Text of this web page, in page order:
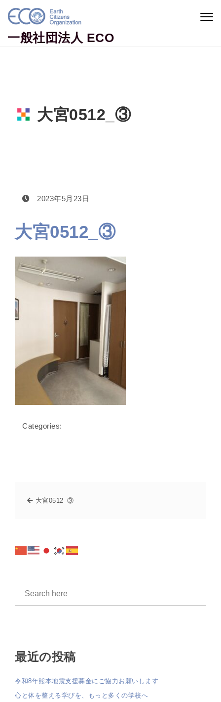
Skip to content
一般社団法人 ECO
大宮0512_③
2023年5月23日
大宮0512_③
Categories:
大宮0512_③
最近の投稿
令和8年熊本地震支援募金にご協力お願いします
心と体を整える学びを、もっと多くの学校へ